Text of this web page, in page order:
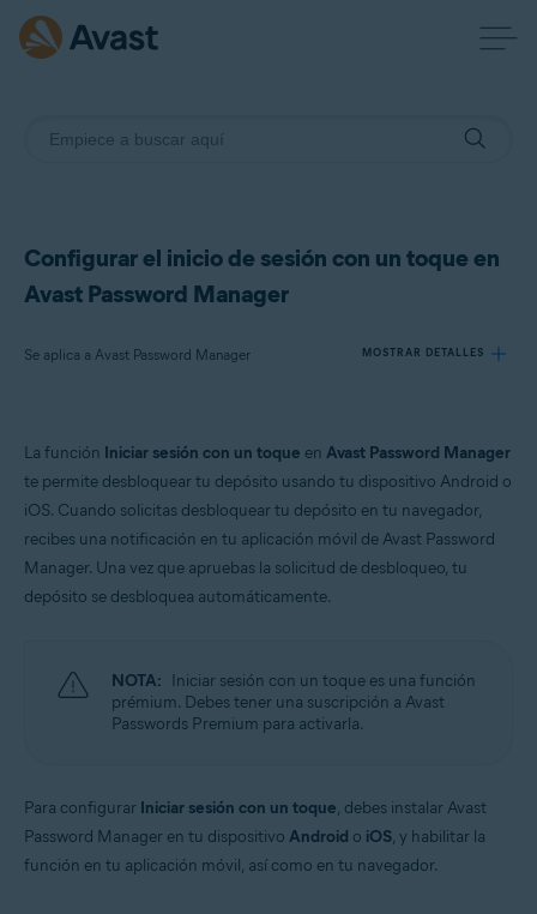
Configurar el inicio de sesión con un toque en
Avast Password Manager
Se aplica a Avast Password Manager MOSTRAR DETALLES
Productos:
Avast Password Manager
Windows, MacOS, Android, iOS
La función Iniciar sesión con un toque en Avast Password Manager
te permite desbloquear tu depósito usando tu dispositivo Android o
iOS. Cuando solicitas desbloquear tu depósito en tu navegador,
recibes una notificación en tu aplicación móvil de Avast Password
Manager. Una vez que apruebas la solicitud de desbloqueo, tu
depósito se desbloquea automáticamente.
NOTA: Iniciar sesión con un toque es una función
prémium. Debes tener una suscripción a Avast
Passwords Premium para activarla.
Para configurar Iniciar sesión con un toque, debes instalar Avast
Password Manager en tu dispositivo Android o iOS, y habilitar la
función en tu aplicación móvil, así como en tu navegador.